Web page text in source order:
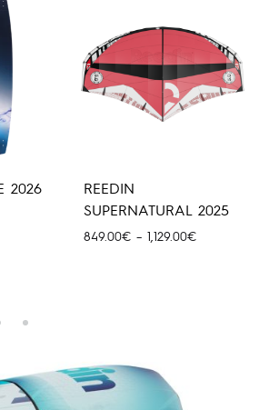
2026
REEDIN
SUPERNATURAL 2025
849.00€ – 1,129.00€